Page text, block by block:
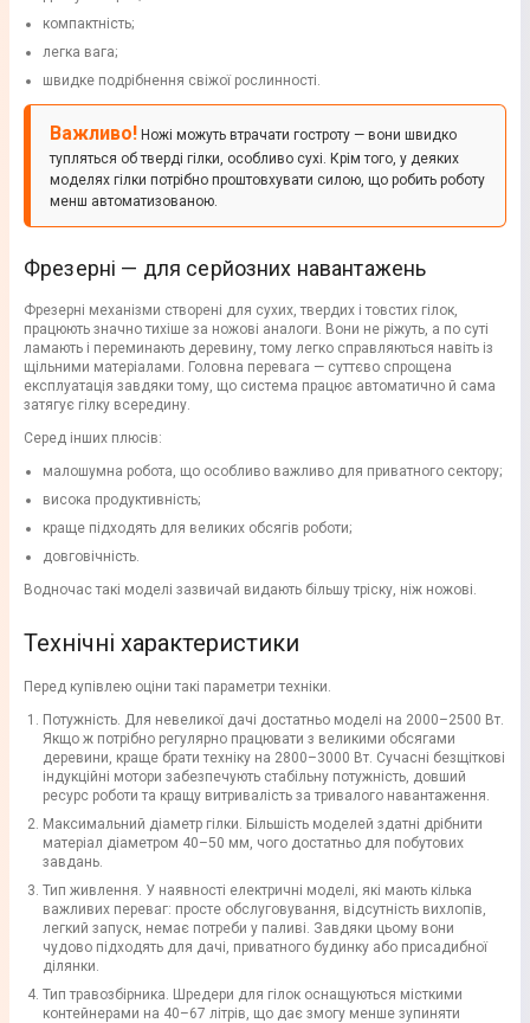
компактність;
легка вага;
швидке подрібнення свіжої рослинності.
Важливо! Ножі можуть втрачати гостроту — вони швидко
тупляться об тверді гілки, особливо сухі. Крім того, у деяких
моделях гілки потрібно проштовхувати силою, що робить роботу
менш автоматизованою.
Фрезерні — для серйозних навантажень
Фрезерні механізми створені для сухих, твердих і товстих гілок,
працюють значно тихіше за ножові аналоги. Вони не ріжуть, а по суті
ламають і переминають деревину, тому легко справляються навіть із
щільними матеріалами. Головна перевага — суттєво спрощена
експлуатація завдяки тому, що система працює автоматично й сама
затягує гілку всередину.
Серед інших плюсів:
малошумна робота, що особливо важливо для приватного сектору;
висока продуктивність;
краще підходять для великих обсягів роботи;
довговічність.
Водночас такі моделі зазвичай видають більшу тріску, ніж ножові.
Технічні характеристики
Перед купівлею оціни такі параметри техніки.
Потужність. Для невеликої дачі достатньо моделі на 2000–2500 Вт.
Якщо ж потрібно регулярно працювати з великими обсягами
деревини, краще брати техніку на 2800–3000 Вт. Сучасні безщіткові
індукційні мотори забезпечують стабільну потужність, довший
ресурс роботи та кращу витривалість за тривалого навантаження.
Максимальний діаметр гілки. Більшість моделей здатні дрібнити
матеріал діаметром 40–50 мм, чого достатньо для побутових
завдань.
Тип живлення. У наявності електричні моделі, які мають кілька
важливих переваг: просте обслуговування, відсутність вихлопів,
легкий запуск, немає потреби у паливі. Завдяки цьому вони
чудово підходять для дачі, приватного будинку або присадибної
ділянки.
Тип травозбірника. Шредери для гілок оснащуються місткими
контейнерами на 40–67 літрів, що дає змогу менше зупиняти